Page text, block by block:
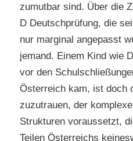
zumutbar sind. Über die
D Deutschprüfung, die
nur marginal angepasst
jemand. Einem Kind wie
vor den
Österreich kam, ist doch
zuzutrauen, der
Strukturen voraussetzt,
Teilen Österreichs